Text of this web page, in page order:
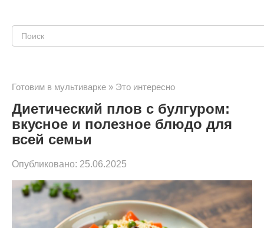
Поиск:
Готовим в мультиварке » Это интересно
Диетический плов с булгуром:
вкусное и полезное блюдо для
всей семьи
Опубликовано: 25.06.2025